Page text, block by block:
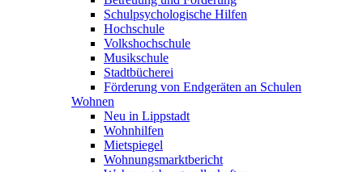
Schulpsychologische Hilfen
Hochschule
Volkshochschule
Musikschule
Stadtbücherei
Förderung von Endgeräten an Schulen
Wohnen
Neu in Lippstadt
Wohnhilfen
Mietspiegel
Wohnungsmarktbericht